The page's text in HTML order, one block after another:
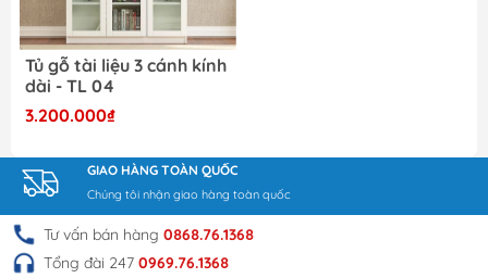
Tủ gỗ tài liệu 3 cánh kính
dài - TL 04
3.200.000₫
GIAO HÀNG TOÀN QUỐC
Chúng tôi nhận giao hàng toàn quốc
Tư vấn bán hàng 0868.76.1368
Tổng đài 247 0969.76.1368